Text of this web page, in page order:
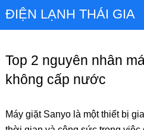
ĐIỆN LẠNH THÁI GIA
Top 2 nguyên nhân
không cấp nước
Máy giặt Sanyo là một thiết bị